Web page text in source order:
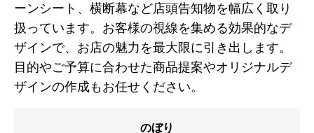
ーンシート、横断幕など店頭告知物を幅広く取り
扱っています。お客様の視線を集める効果的なデ
ザインで、お店の魅力を最大限に引き出します。
目的やご予算に合わせた商品提案やオリジナルデ
ザインの作成もお任せください。
のぼり